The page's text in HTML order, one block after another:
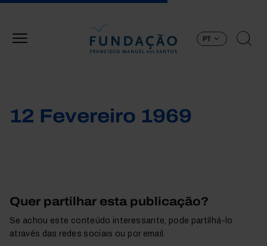
PT
12 Fevereiro 1969
Quer partilhar esta publicação?
Se achou este conteúdo interessante, pode partilhá-lo
através das redes sociais ou por email.